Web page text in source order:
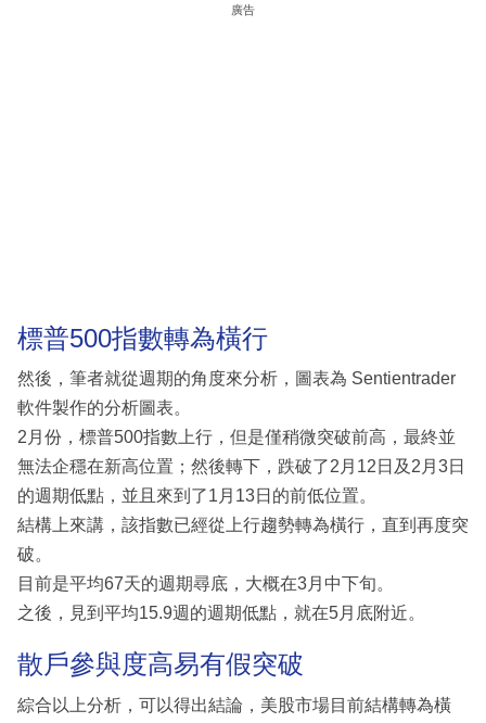
廣告
標普500指數轉為橫行
然後，筆者就從週期的角度來分析，圖表為 Sentientrader
軟件製作的分析圖表。
2月份，標普500指數上行，但是僅稍微突破前高，最終並
無法企穩在新高位置；然後轉下，跌破了2月12日及2月3日
的週期低點，並且來到了1月13日的前低位置。
結構上來講，該指數已經從上行趨勢轉為橫行，直到再度突
破。
目前是平均67天的週期尋底，大概在3月中下旬。
之後，見到平均15.9週的週期低點，就在5月底附近。
散戶參與度高易有假突破
綜合以上分析，可以得出結論，美股市場目前結構轉為橫